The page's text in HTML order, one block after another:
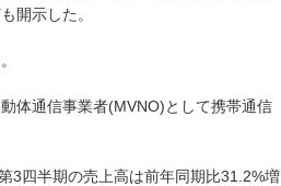
開示した。
体通信事業者(MVNO)として携帯通信
3四半期の売上高は前年同期比31.2%増